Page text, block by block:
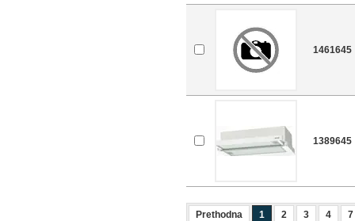
1461645
1389645
Prethodna 1 2 3 4 7